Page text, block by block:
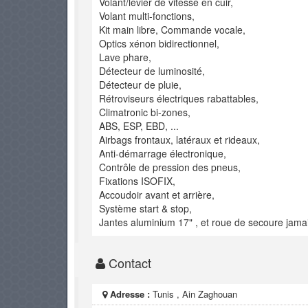
Volant multi-fonctions,
Kit main libre, Commande vocale,
Optics xénon bidirectionnel,
Lave phare,
Détecteur de luminosité,
Détecteur de pluie,
Rétroviseurs électriques rabattables,
Climatronic bi-zones,
ABS, ESP, EBD, ...
Airbags frontaux, latéraux et rideaux,
Anti-démarrage électronique,
Contrôle de pression des pneus,
Fixations ISOFIX,
Accoudoir avant et arrière,
Système start & stop,
Jantes aluminium 17" , et roue de secoure
Contact
Adresse : Tunis , Ain Zaghouan